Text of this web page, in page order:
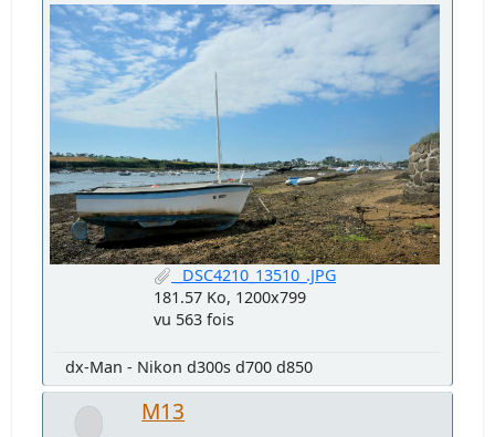
_DSC4210_13510_.JPG
181.57 Ko, 1200x799
vu 563 fois
dx-Man - Nikon d300s d700 d850
M13